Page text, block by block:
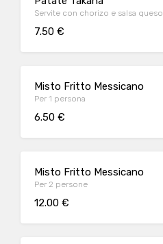
Servite con chorizo e salsa queso
7.50 €
Misto Fritto Messicano
Per 1 persona
6.50 €
Misto Fritto Messicano
Per 2 persone
12.00 €